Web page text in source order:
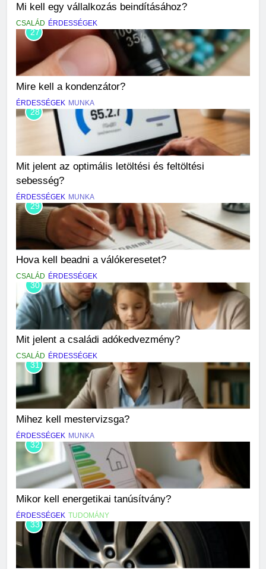
Mi kell egy vállalkozás beindításához?
CSALÁD ÉRDESSÉGEK
27
Mire kell a kondenzátor?
ÉRDESSÉGEK MUNKA
28
Mit jelent az optimális letöltési és feltöltési
sebesség?
ÉRDESSÉGEK MUNKA
29
Hova kell beadni a válókeresetet?
CSALÁD ÉRDESSÉGEK
30
Mit jelent a családi adókedvezmény?
CSALÁD ÉRDESSÉGEK
31
Mihez kell mestervizsga?
ÉRDESSÉGEK MUNKA
32
Mikor kell energetikai tanúsítvány?
ÉRDESSÉGEK TUDOMÁNY
33